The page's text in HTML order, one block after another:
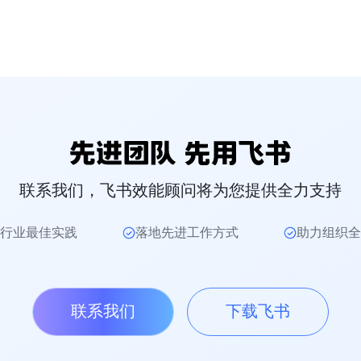
联系我们，飞书效能顾问将为您提供全力支持
业最佳实践 落地先进工作方式 助力组织
联系我们 下载飞书